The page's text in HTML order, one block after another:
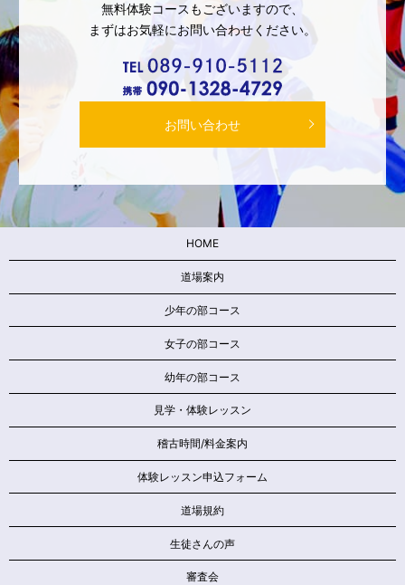
無料体験コースもございますので、
まずはお気軽にお問い合わせください。
お問い合わせ
HOME
道場案内
少年の部コース
女子の部コース
幼年の部コース
見学・体験レッスン
稽古時間/料金案内
体験レッスン申込フォーム
道場規約
生徒さんの声
審査会